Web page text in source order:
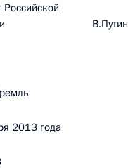
Российской
В.Путин
2013 года